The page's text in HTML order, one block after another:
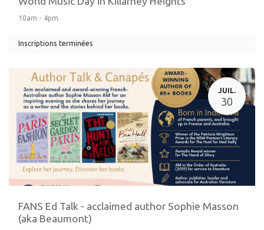
10am - 4pm
Inscriptions terminées
JUIL.
30
FANS Ed Talk - acclaimed author Sophie Masson
(aka Beaumont)